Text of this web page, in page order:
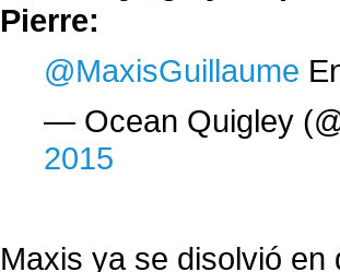
Pierre:
@MaxisGuillaume
— Ocean Quigley
2015
Maxis ya se disolvió